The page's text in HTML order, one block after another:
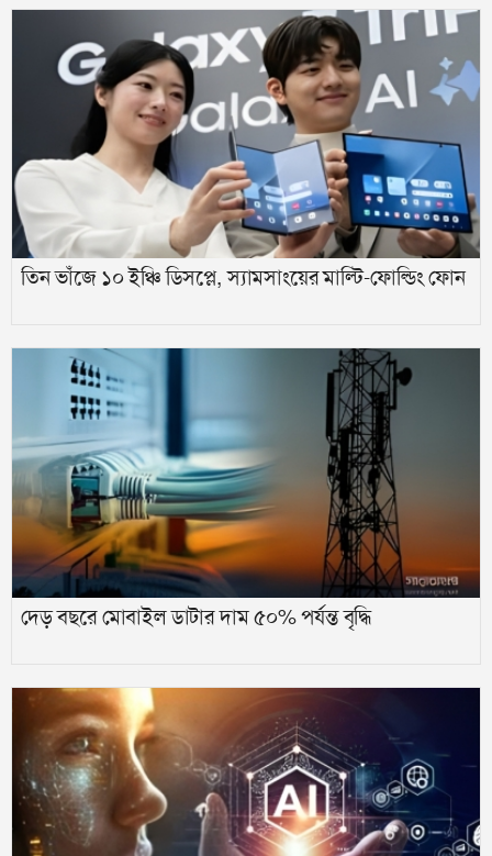
তিন ভাঁজে ১০ ইঞ্চি ডিসপ্লে, স্যামসাংয়ের মাল্টি-ফোল্ডিং ফোন
দেড় বছরে মোবাইল ডাটার দাম ৫০% পর্যন্ত বৃদ্ধি